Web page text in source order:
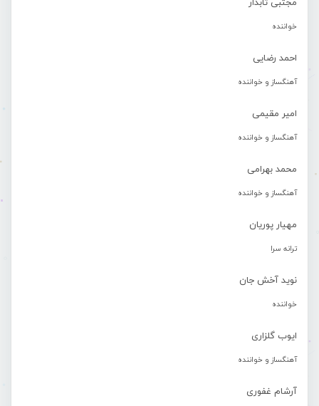
مجتبی تابدار
خواننده
احمد رضایی
آهنگساز و خواننده
امیر مقیمی
آهنگساز و خواننده
محمد بهرامی
آهنگساز و خواننده
مهیار پوریان
ترانه سرا
نوید آخش جان
خواننده
ایوب گلزاری
آهنگساز و خواننده
آرشام غفوری